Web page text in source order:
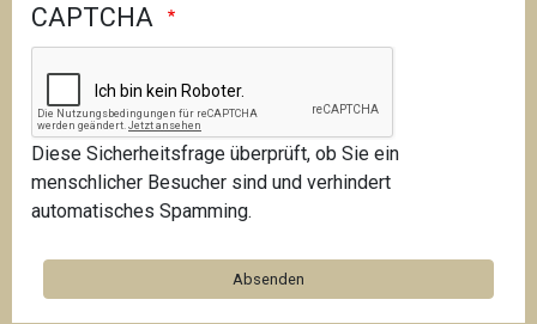
CAPTCHA
Diese Sicherheitsfrage überprüft, ob Sie ein
menschlicher Besucher sind und verhindert
automatisches Spamming.